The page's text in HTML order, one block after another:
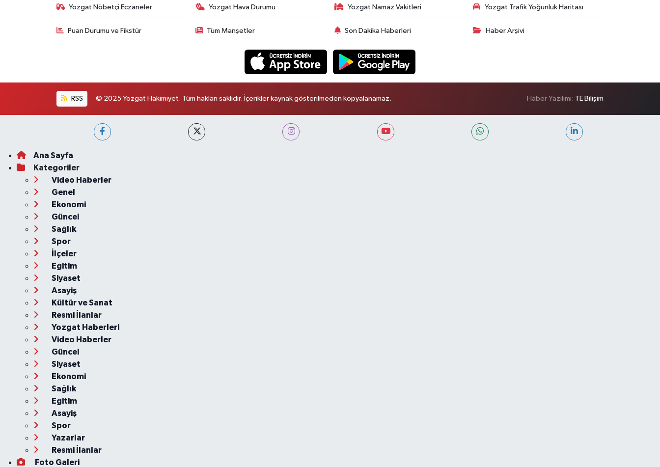
Yozgat Nöbetçi Eczaneler Yozgat Hava Durumu Yozgat Namaz Vakitleri Yozgat Trafik Yoğunluk Haritası
Puan Durumu ve Fikstür Tüm Manşetler Son Dakika Haberleri Haber Arşivi
RSS © 2025 Yozgat Hakimiyet. Tüm hakları saklıdır. İçerikler kaynak gösterilmeden kopyalanamaz. Haber Yazılımı: TE Bilişim
Ana Sayfa
Kategoriler
Video Haberler
Genel
Ekonomi
Güncel
Sağlık
Spor
İlçeler
Eğitim
Siyaset
Asayiş
Kültür ve Sanat
Resmi İlanlar
Yozgat Haberleri
Video Haberler
Güncel
Siyaset
Ekonomi
Sağlık
Eğitim
Asayiş
Spor
Yazarlar
Resmi İlanlar
Foto Galeri